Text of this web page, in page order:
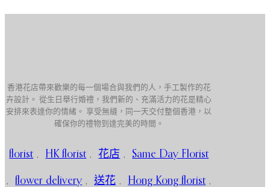
香港花店帶來歡樂的每一個場合與我們的人，手工製作的花
卉設計。 從生日舉行婚禮，我們新的、充滿活力的花是精心
安排來表達你的情緒。 享受無縫，同一天交付整個香港，以
確保你的禮物到達完美的時間。
florist , HK florist , 花店 , Same Day Florist
, flower delivery , 送花 , Hong Kong florist ,